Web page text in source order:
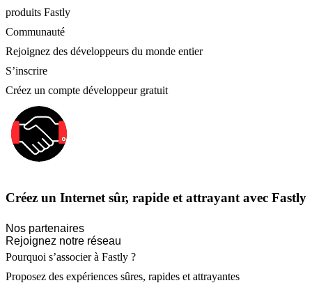
produits Fastly
Communauté
Rejoignez des développeurs du monde entier
S’inscrire
Créez un compte développeur gratuit
Créez un Internet sûr, rapide et attrayant avec Fastly
Nos partenaires
Rejoignez notre réseau
Pourquoi s’associer à Fastly ?
Proposez des expériences sûres, rapides et attrayantes